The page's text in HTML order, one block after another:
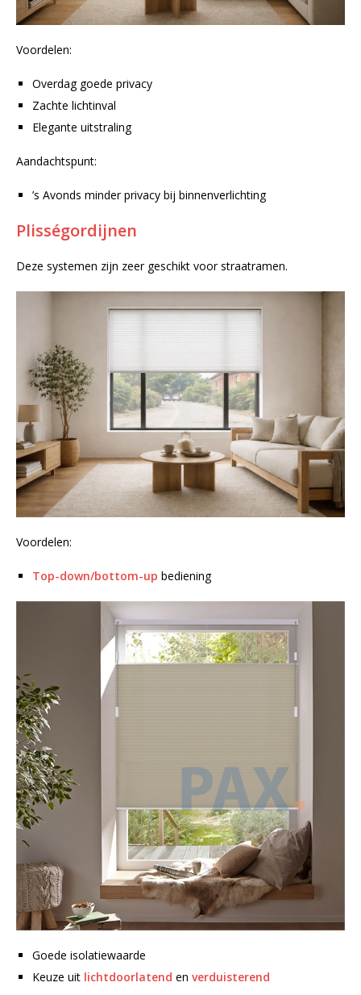
Voordelen:
Overdag goede privacy
Zachte lichtinval
Elegante uitstraling
Aandachtspunt:
’s Avonds minder privacy bij binnenverlichting
Plisségordijnen
Deze systemen zijn zeer geschikt voor straatramen.
Voordelen:
Top-down/bottom-up bediening
Goede isolatiewaarde
Keuze uit lichtdoorlatend en verduisterend